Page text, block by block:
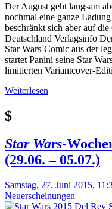
Der August geht langsam
nochmal eine ganze
beschränkt sich aber auf
Deutschland Verlagsinfo
Star Wars-Comic aus der
startet Panini seine Star
limitierten Variantcover-
Weiterlesen
$
Star Wars-
(29.06. – 05.07.)
Samstag, 27. Juni 2015,
Neuerscheinungen